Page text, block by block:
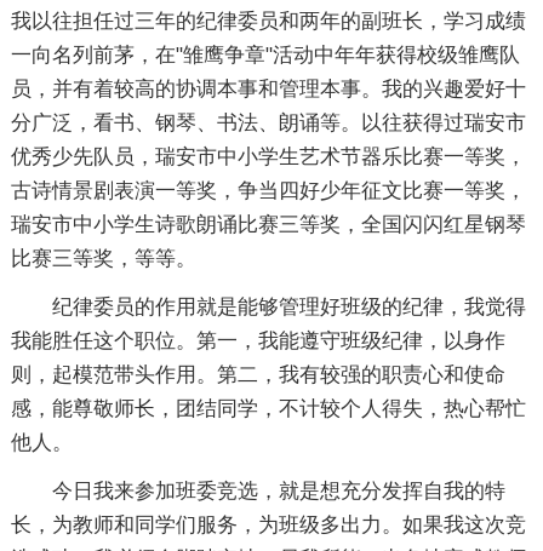
我以往担任过三年的纪律委员和两年的副班长，学习成绩
一向名列前茅，在"雏鹰争章"活动中年年获得校级雏鹰队
员，并有着较高的协调本事和管理本事。我的兴趣爱好十
分广泛，看书、钢琴、书法、朗诵等。以往获得过瑞安市
优秀少先队员，瑞安市中小学生艺术节器乐比赛一等奖，
古诗情景剧表演一等奖，争当四好少年征文比赛一等奖，
瑞安市中小学生诗歌朗诵比赛三等奖，全国闪闪红星钢琴
比赛三等奖，等等。
纪律委员的作用就是能够管理好班级的纪律，我觉得
我能胜任这个职位。第一，我能遵守班级纪律，以身作
则，起模范带头作用。第二，我有较强的职责心和使命
感，能尊敬师长，团结同学，不计较个人得失，热心帮忙
他人。
今日我来参加班委竞选，就是想充分发挥自我的特
长，为教师和同学们服务，为班级多出力。如果我这次竞